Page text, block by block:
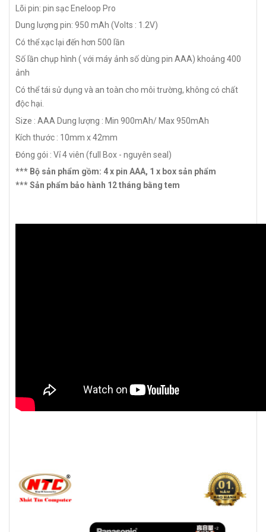
Lõi pin: pin sạc Eneloop Pro
Dung lượng pin: 950 mAh (Volts : 1.2V)
Có thể xạc lại đến hơn 500 lần
Số lần chụp hình ( với máy ảnh số dùng pin AAA) khoảng 400
ảnh
Có thể tái sử dụng và an toàn cho môi trường, không có chất
độc hại.
Size : AAA Dung lượng : Min 900mAh/ Max 950mAh
Kích thước : 10mm x 42mm
Đóng gói : Vỉ 4 viên (full Box - nguyên seal)
*** Bộ sản phẩm gồm: 4 x pin AAA, 1 x box sản phẩm
*** Sản phẩm bảo hành 12 tháng bằng tem